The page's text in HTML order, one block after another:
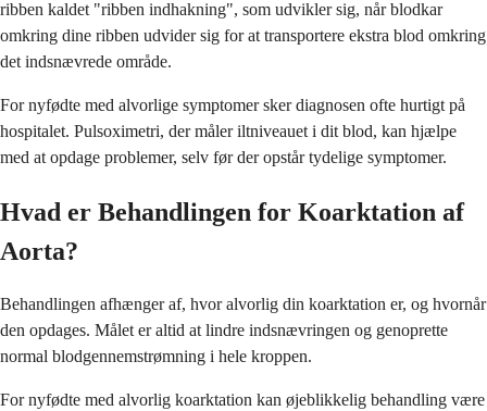
ribben kaldet "ribben indhakning", som udvikler sig, når blodkar
omkring dine ribben udvider sig for at transportere ekstra blod omkring
det indsnævrede område.
For nyfødte med alvorlige symptomer sker diagnosen ofte hurtigt på
hospitalet. Pulsoximetri, der måler iltniveauet i dit blod, kan hjælpe
med at opdage problemer, selv før der opstår tydelige symptomer.
Hvad er Behandlingen for Koarktation af
Aorta?
Behandlingen afhænger af, hvor alvorlig din koarktation er, og hvornår
den opdages. Målet er altid at lindre indsnævringen og genoprette
normal blodgennemstrømning i hele kroppen.
For nyfødte med alvorlig koarktation kan øjeblikkelig behandling være